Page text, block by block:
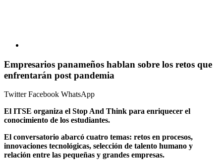
Empresarios panameños hablan sobre los retos que
enfrentarán post pandemia
TwitterFacebook WhatsApp
El ITSE organiza el Stop And Think para enriquecer el
conocimiento de los estudiantes.
El conversatorio abarcó cuatro temas: retos en procesos,
innovaciones tecnológicas, selección de talento humano y
relación entre las pequeñas y grandes empresas.